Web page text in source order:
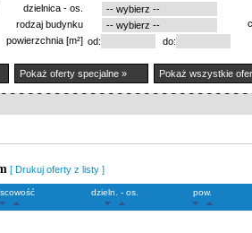
dzielnica - os.
rodzaj budynku
powierzchnia [m²] od: do:
Pokaż oferty specjalne » Pokaż wszystkie
[ Drukuj oferty z listy ]
dzieln. - os. pow.